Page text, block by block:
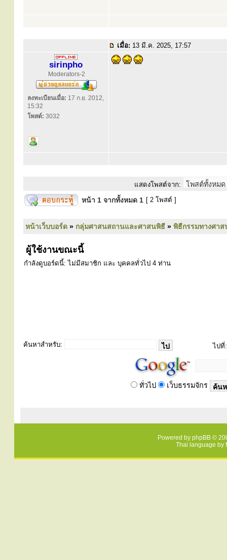
เมื่อ: 13 มี.ค. 2025, 17:57
sirinpho
Moderators-2
ลงทะเบียนเมื่อ: 17 ก.ย. 2012,
15:32
โพสต์: 3032
แสดงโพสต์จาก:
หน้า 1 จากทั้งหมด 1 [ 2 โพสต์ ]
หน้าเว็บบอร์ด » กลุ่มศาสนสถานและศาสนพิธี » พิธีกรรมทางศา
ผู้ใช้งานขณะนี้
กำลังดูบอร์ดนี้: ไม่มีสมาชิก และ บุคคลทั่วไป 4 ท่าน
ค้นหาสำหรับ: ไปที่:
ทั่วไป เว็บธรรมจักร
Powered by phpBB ©
Thai language by